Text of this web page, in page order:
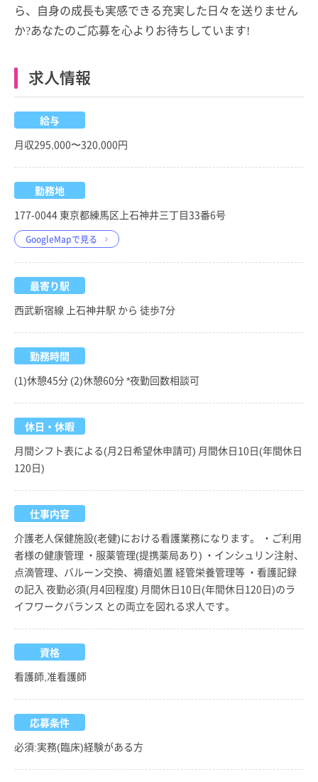
ら、自身の成長も実感できる充実した日々を送りません
か?あなたのご応募を心よりお待ちしています!
求人情報
給与
月収295,000〜320,000円
勤務地
177-0044 東京都練馬区上石神井三丁目33番6号
GoogleMapで見る
最寄り駅
西武新宿線 上石神井駅 から 徒歩7分
勤務時間
(1)休憩45分 (2)休憩60分 *夜勤回数相談可
休日・休暇
月間シフト表による(月2日希望休申請可) 月間休日10日(年間休日
120日)
仕事内容
介護老人保健施設(老健)における看護業務になります。 ・ご利用
者様の健康管理 ・服薬管理(提携薬局あり) ・インシュリン注射、
点滴管理、バルーン交換、褥瘡処置 経管栄養管理等 ・看護記録
の記入 夜勤必須(月4回程度) 月間休日10日(年間休日120日)のラ
イフワークバランス との両立を図れる求人です。
資格
看護師,准看護師
応募条件
必須:実務(臨床)経験がある方